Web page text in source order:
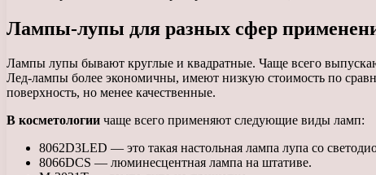
Лампы-лупы для разных сфер
Лампы лупы бывают круглые и квадратные. Чаще всего
Лед-лампы более экономичны, имеют низкую стоимость по
поверхность, но менее качественные.
В косметологии чаще всего применяют следующие виды ламп:
8062D3LED — это такая настольная лампа лупа со
8066DCS — люминесцентная лампа на штативе.